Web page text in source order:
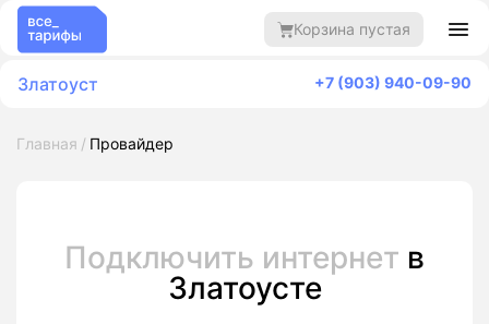
Корзина пустая
Златоуст +7 (903) 940-09-90
Главная Провайдер
Подключить интернет в
Златоусте